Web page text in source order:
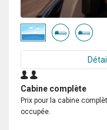
Cabine complète
Prix pour la cabine
occupée.